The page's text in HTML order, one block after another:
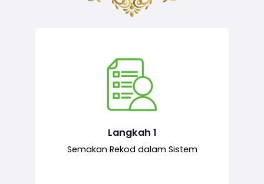
Langkah 1
Semakan Rekod dalam Sistem
Semakan ke atas sejarah permohonan
yang pernah dibuat oleh pemohon,